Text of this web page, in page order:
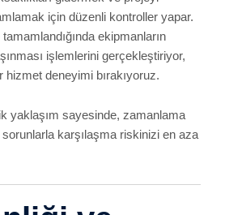
kullanımı, beraberinde önemli
ne kadar vinç kiralayan firmanın
önemli olsa da, proje
yerine getirmesi
Eğitimi:
iş güvenliği eğitiminden geçmiş
Evraklar:Kimi bölgelerde vinç
izni veya ilgili kurumlardan